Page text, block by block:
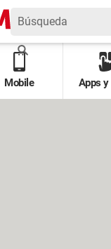
Mobile Apps